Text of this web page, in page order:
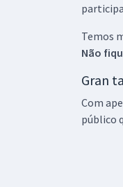
Temos
Não
Gran
Com
público